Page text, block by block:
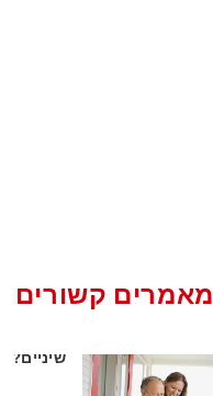
מאמרים קשורים
שיניים?